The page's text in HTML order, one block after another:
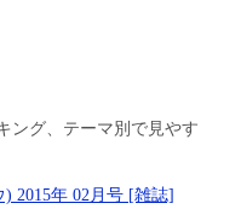
ング、テーマ別で見やす
2015年 02月号 [雑誌]